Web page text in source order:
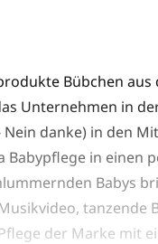
Bübchen aus
Unternehmen in
danke) in den
Babypflege in einen
Babys
tanzende
der Marke mit